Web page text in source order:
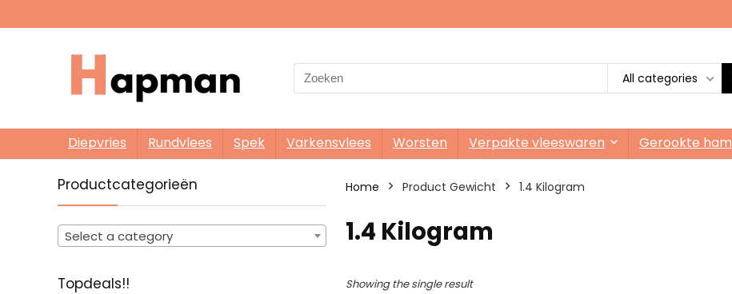
Search
for:
All categories
Diepvries Rundvlees Spek Varkensvlees Worsten Verpakte vleeswaren Gerookte ham
Productcategorieën
Select a category
Topdeals!!
Home Product Gewicht ‎1.4 Kilogram
‎1.4 Kilogram
Showing the single result